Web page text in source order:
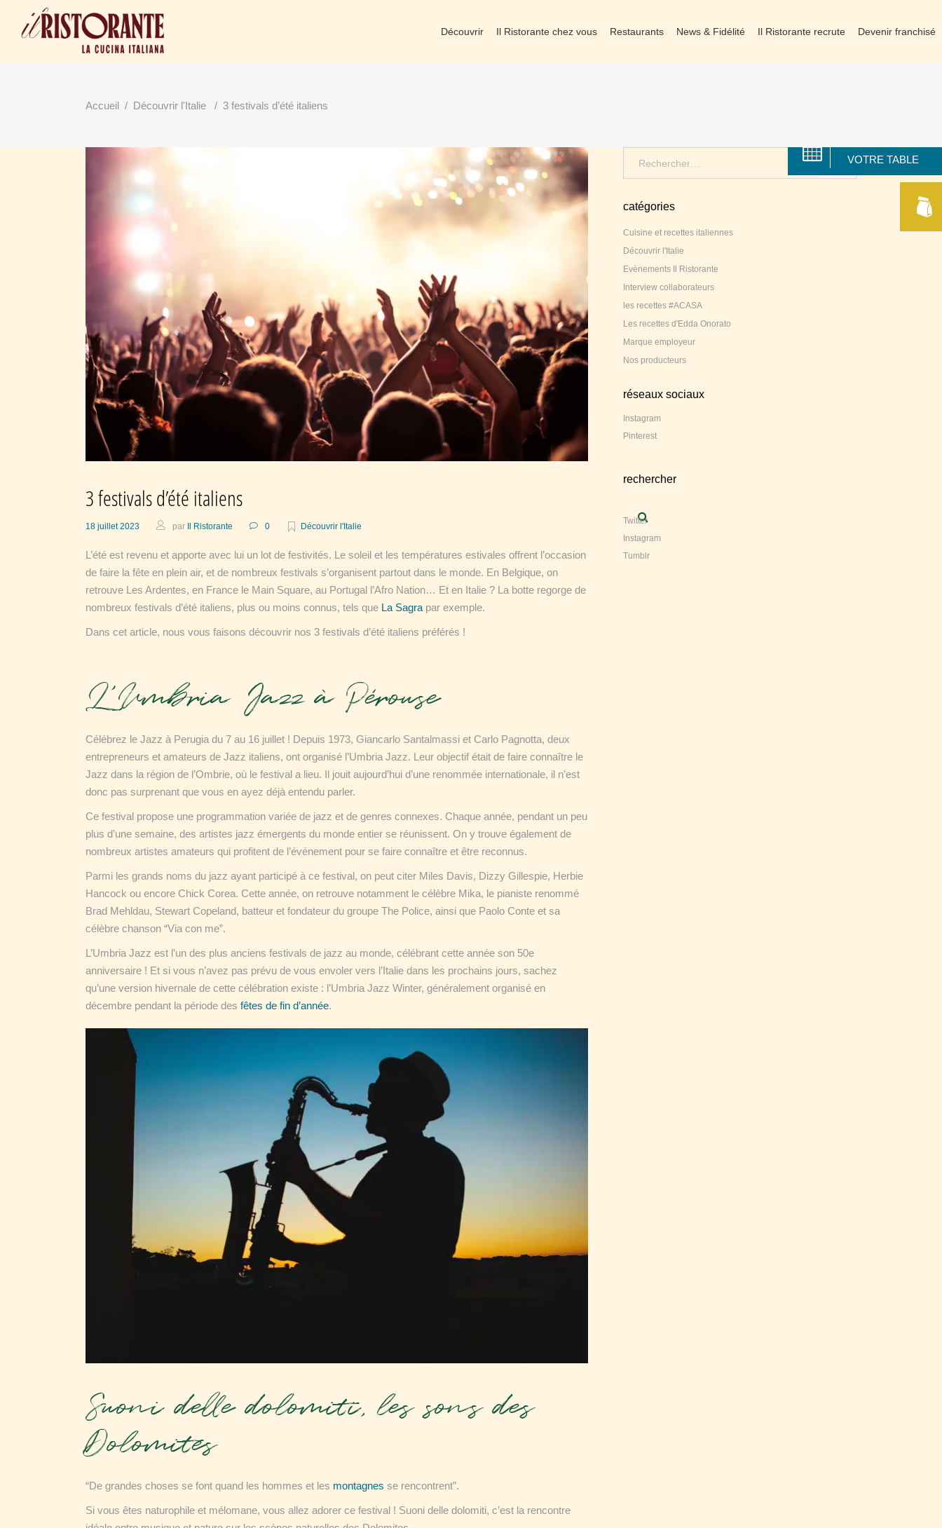
Découvrir Il Ristorante chez vous Restaurants News & Fidélité Il Ristorante recrute Devenir franchisé
Accueil / Découvrir l'Italie / 3 festivals d’été italiens
3 festivals d’été italiens
18 juillet 2023 par Il Ristorante 0 Découvrir l'Italie
L’été est revenu et apporte avec lui un lot de festivités. Le soleil et les températures estivales offrent l’occasion
de faire la fête en plein air, et de nombreux festivals s’organisent partout dans le monde. En Belgique, on
retrouve Les Ardentes, en France le Main Square, au Portugal l’Afro Nation… Et en Italie ? La botte regorge de
nombreux festivals d’été italiens, plus ou moins connus, tels que La Sagra par exemple.
Dans cet article, nous vous faisons découvrir nos 3 festivals d’été italiens préférés !
L’Umbria Jazz à Pérouse
Célébrez le Jazz à Perugia du 7 au 16 juillet ! Depuis 1973, Giancarlo Santalmassi et Carlo Pagnotta, deux
entrepreneurs et amateurs de Jazz italiens, ont organisé l’Umbria Jazz. Leur objectif était de faire connaître le
Jazz dans la région de l’Ombrie, où le festival a lieu. Il jouit aujourd’hui d’une renommée internationale, il n’est
donc pas surprenant que vous en ayez déjà entendu parler.
Ce festival propose une programmation variée de jazz et de genres connexes. Chaque année, pendant un peu
plus d’une semaine, des artistes jazz émergents du monde entier se réunissent. On y trouve également de
nombreux artistes amateurs qui profitent de l’événement pour se faire connaître et être reconnus.
Parmi les grands noms du jazz ayant participé à ce festival, on peut citer Miles Davis, Dizzy Gillespie, Herbie
Hancock ou encore Chick Corea. Cette année, on retrouve notamment le célèbre Mika, le pianiste renommé
Brad Mehldau, Stewart Copeland, batteur et fondateur du groupe The Police, ainsi que Paolo Conte et sa
célèbre chanson “Via con me”.
L’Umbria Jazz est l’un des plus anciens festivals de jazz au monde, célébrant cette année son 50e
anniversaire ! Et si vous n’avez pas prévu de vous envoler vers l’Italie dans les prochains jours, sachez
qu’une version hivernale de cette célébration existe : l’Umbria Jazz Winter, généralement organisé en
décembre pendant la période des fêtes de fin d’année.
Suoni delle dolomiti, les sons des
Dolomites
“De grandes choses se font quand les hommes et les montagnes se rencontrent”.
Si vous êtes naturophile et mélomane, vous allez adorer ce festival ! Suoni delle dolomiti, c’est la rencontre
catégories
Cuisine et recettes italiennes
Découvrir l'Italie
Evènements Il Ristorante
Interview collaborateurs
les recettes #ACASA
Les recettes d'Edda Onorato
Marque employeur
Nos producteurs
réseaux sociaux
Instagram
Pinterest
rechercher
Twitter
Instagram
Tumblr
VOTRE TABLE